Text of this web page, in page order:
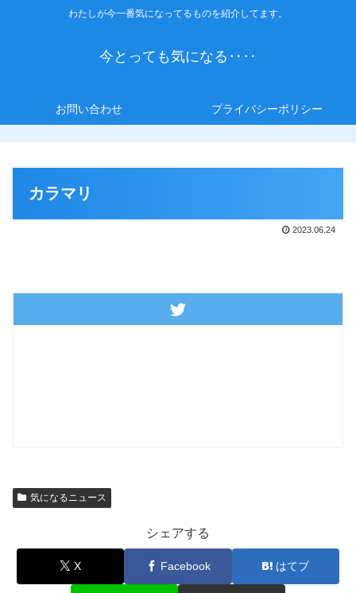
わたしが今一番気になってるものを紹介してます。
今とっても気になる‥‥
お問い合わせ プライバシーポリシー
カラマリ
2023.06.24
気になるニュース
シェアする
X Facebook はてブ